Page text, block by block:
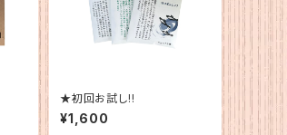
★初回お試し!!
¥1,600